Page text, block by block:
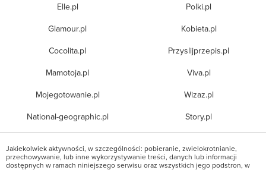
Elle.pl
Glamour.pl
Cocolita.pl
Mamotoja.pl
Mojegotowanie.pl
National-geographic.pl
Polki.pl
Kobieta.pl
Przyslijprzepis.pl
Viva.pl
Wizaz.pl
Story.pl
Jakiekolwiek aktywności, w szczególności: pobieranie, zwielokrotnianie,
przechowywanie, lub inne wykorzystywanie treści, danych lub informacji
dostępnych w ramach niniejszego serwisu oraz wszystkich jego podstron, w